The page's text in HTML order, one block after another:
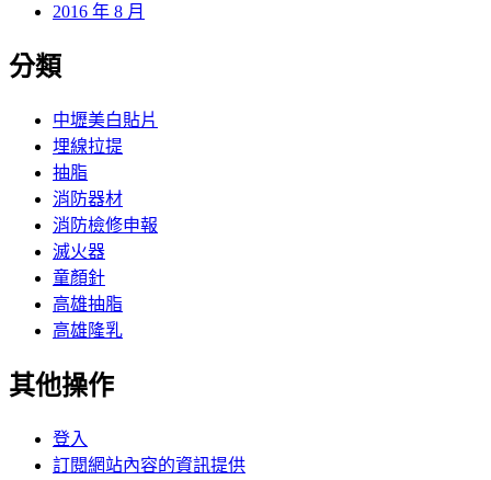
2016 年 8 月
分類
中壢美白貼片
埋線拉提
抽脂
消防器材
消防檢修申報
滅火器
童顏針
高雄抽脂
高雄隆乳
其他操作
登入
訂閱網站內容的資訊提供